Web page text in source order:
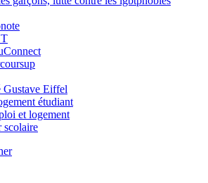
Gustave Eiffel
étudiant
et logement
scolaire